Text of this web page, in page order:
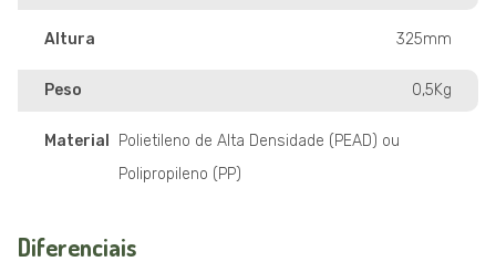
Altura 325mm
Peso 0,5Kg
Material
Polietileno de Alta Densidade (PEAD) ou
Polipropileno (PP)
Diferenciais